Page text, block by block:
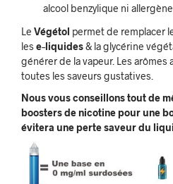
alcool benzylique ni allergène.
Le Végétol permet de remplacer
les e–liquides& la glycérine
générer de la vapeur. Les
toutes les saveurs gustatives.
Nous vous conseillons tout de
boosters de nicotine pour une
évitera une perte saveur du